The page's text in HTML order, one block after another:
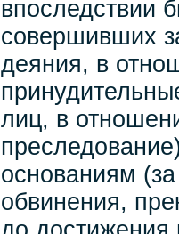
впоследствии
совершивших
деяния, в
лиц, в
основаниям
обвинения,